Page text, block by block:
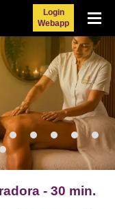
Login
WebappMenu
- 30 min.